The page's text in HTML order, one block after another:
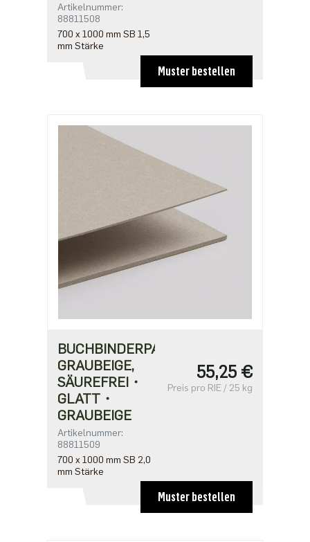
Artikelnummer:
88811508
700 x 1000 mm SB 1,5
mm Stärke
Muster bestellen
BUCHBINDERPAPPE
GRAUBEIGE,
SÄUREFREI・
GLATT・
GRAUBEIGE
Artikelnummer:
88811509
700 x 1000 mm SB 2,0
mm Stärke
55,25 €
Preis pro RIE / 25 kg
Muster bestellen